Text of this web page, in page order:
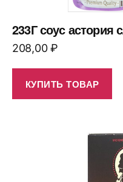
233Г соус астория
208,00₽
КУПИТЬ ТОВАР